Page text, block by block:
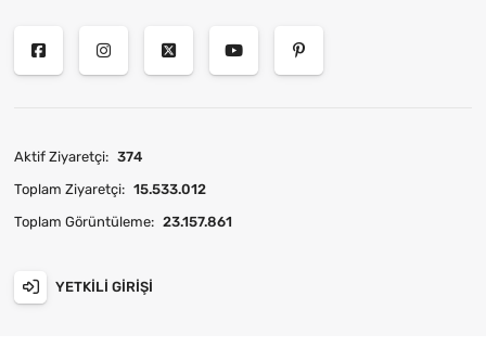
Aktif Ziyaretçi: 374
Toplam Ziyaretçi: 15.533.012
Toplam Görüntüleme: 23.157.861
YETKILI GIRIŞI